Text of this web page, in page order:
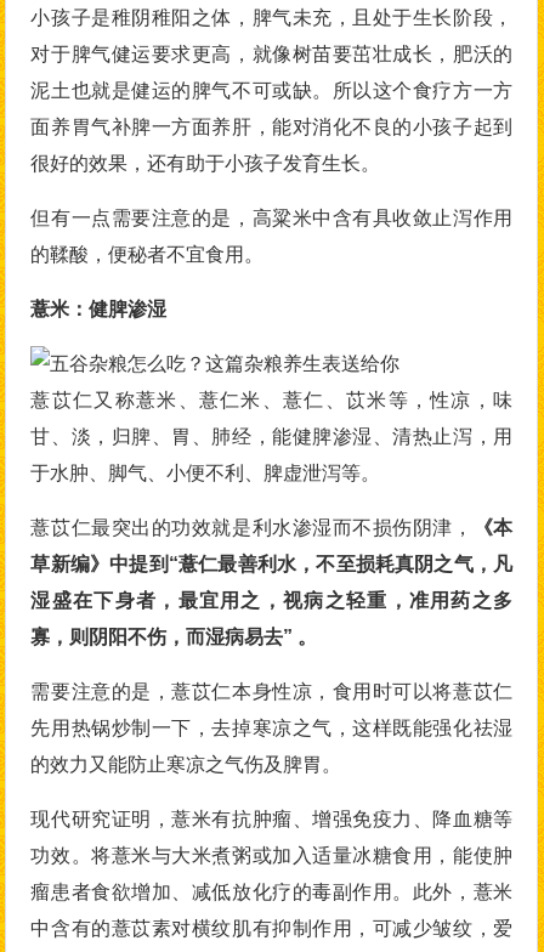
小孩子是稚阴稚阳之体，脾气未充，且处于生长阶段，
对于脾气健运要求更高，就像树苗要茁壮成长，肥沃的
泥土也就是健运的脾气不可或缺。所以这个食疗方一方
面养胃气补脾一方面养肝，能对消化不良的小孩子起到
很好的效果，还有助于小孩子发育生长。
但有一点需要注意的是，高粱米中含有具收敛止泻作用
的鞣酸，便秘者不宜食用。
薏米：健脾渗湿
薏苡仁又称薏米、薏仁米、薏仁、苡米等，性凉，味
甘、淡，归脾、胃、肺经，能健脾渗湿、清热止泻，用
于水肿、脚气、小便不利、脾虚泄泻等。
薏苡仁最突出的功效就是利水渗湿而不损伤阴津，
《本
草新编》中提到“薏仁最善利水，不至损耗真阴之气，凡
湿盛在下身者，最宜用之，视病之轻重，准用药之多
寡，则阴阳不伤，而湿病易去” 。
需要注意的是，薏苡仁本身性凉，食用时可以将薏苡仁
先用热锅炒制一下，去掉寒凉之气，这样既能强化祛湿
的效力又能防止寒凉之气伤及脾胃。
现代研究证明，薏米有抗肿瘤、增强免疫力、降血糖等
功效。将薏米与大米煮粥或加入适量冰糖食用，能使肿
瘤患者食欲增加、减低放化疗的毒副作用。此外，薏米
中含有的薏苡素对横纹肌有抑制作用，可减少皱纹，爱